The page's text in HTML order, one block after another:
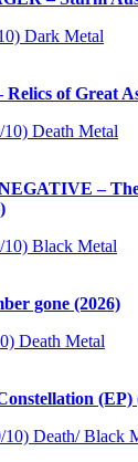
Dark Metal
of Great
Death Metal
–
10) Black Metal
gone (2026)
Death Metal
(EP)
Death/ Black